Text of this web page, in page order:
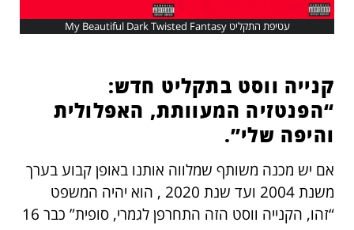
עטיפת התקליט My Beautiful Dark Twisted Fantasy
קנייה ווסט בתקליט חדש:
“הפנטזיה המעוותת, האפלולית
והיפה שלי”.
אם יש מכנה משותף שמלווה אותנו באופן קבוע בערך
משנת 2004 ועד שנת 2020 , הוא יהיה המשפט
“זהו, הקנייה ווסט הזה התחרפן לגמרי, סופית” כבר 16